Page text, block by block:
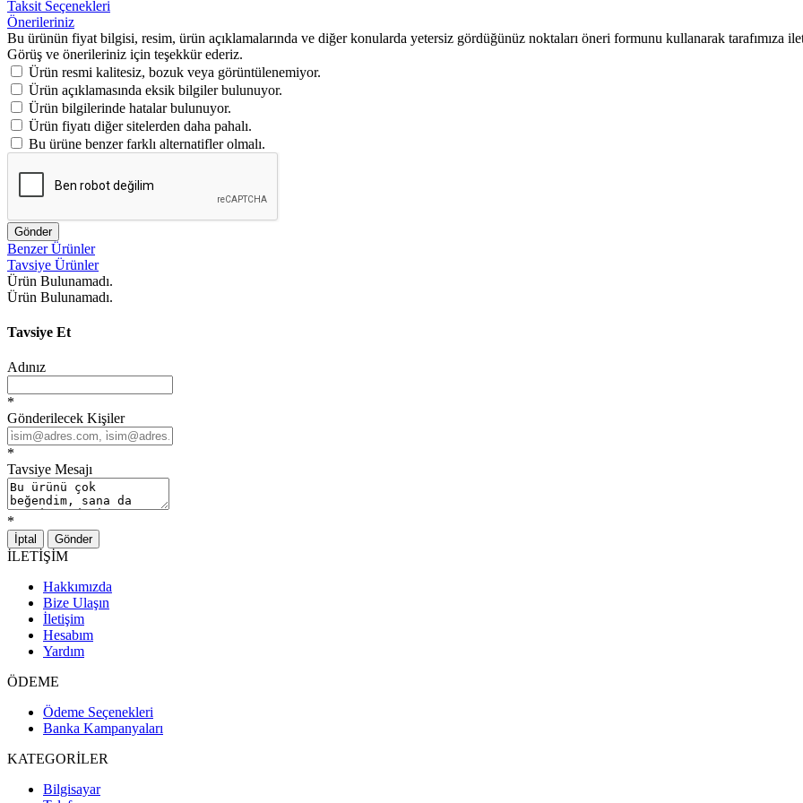
Taksit Seçenekleri
Önerileriniz
Bu ürünün fiyat bilgisi, resim, ürün açıklamalarında ve diğer konularda yetersiz gördüğünüz noktaları öneri formunu kullanarak tarafımıza
Görüş ve önerileriniz için teşekkür ederiz.
Ürün resmi kalitesiz, bozuk veya görüntülenemiyor.
Ürün açıklamasında eksik bilgiler bulunuyor.
Ürün bilgilerinde hatalar bulunuyor.
Ürün fiyatı diğer sitelerden daha pahalı.
Bu ürüne benzer farklı alternatifler olmalı.
Gönder
Benzer Ürünler
Tavsiye Ürünler
Ürün Bulunamadı.
Ürün Bulunamadı.
Tavsiye Et
Adınız
*
Gönderilecek Kişiler
*
Tavsiye Mesajı
*
İptal Gönder
İLETİŞİM
Hakkımızda
Bize Ulaşın
İletişim
Hesabım
Yardım
ÖDEME
Ödeme Seçenekleri
Banka Kampanyaları
KATEGORİLER
Bilgisayar